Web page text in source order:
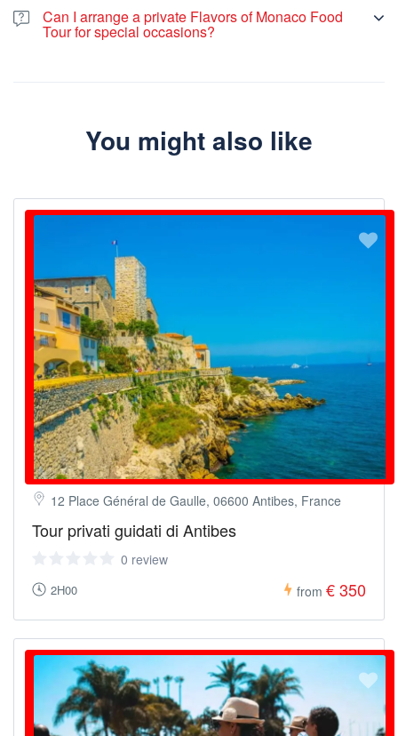
Can I arrange a private Flavors of Monaco Food
Tour for special occasions?
You might also like
12 Place Général de Gaulle, 06600 Antibes, France
Tour privati guidati di Antibes
0 review
2H00 from € 350